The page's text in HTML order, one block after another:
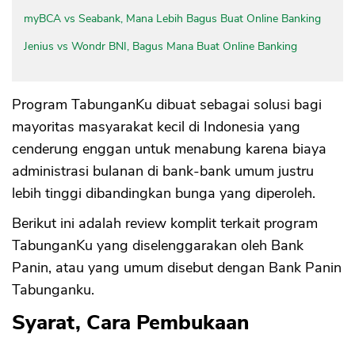
myBCA vs Seabank, Mana Lebih Bagus Buat Online Banking
Jenius vs Wondr BNI, Bagus Mana Buat Online Banking
Program TabunganKu dibuat sebagai solusi bagi
mayoritas masyarakat kecil di Indonesia yang
cenderung enggan untuk menabung karena biaya
administrasi bulanan di bank-bank umum justru
lebih tinggi dibandingkan bunga yang diperoleh.
Berikut ini adalah review komplit terkait program
TabunganKu yang diselenggarakan oleh Bank
Panin, atau yang umum disebut dengan Bank Panin
Tabunganku.
Syarat, Cara Pembukaan